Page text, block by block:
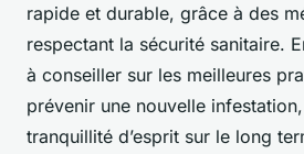
rapide et durable, grâce à des
respectant la sécurité sanitaire.
à conseiller sur les meilleures
prévenir une nouvelle
tranquillité d’esprit sur le long